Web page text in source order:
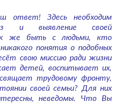
ответ! Здесь необходим
и выявление своей
же быть с людьми, кто
понятия о подобных
свою миссию ради жизни
детей, воспитывает их,
трудовому фронту,
своей семьи? Для них
неведомы. Что Вы